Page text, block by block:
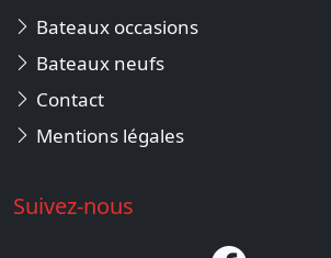
Bateaux occasions
Bateaux neufs
Contact
Mentions légales
Suivez-nous